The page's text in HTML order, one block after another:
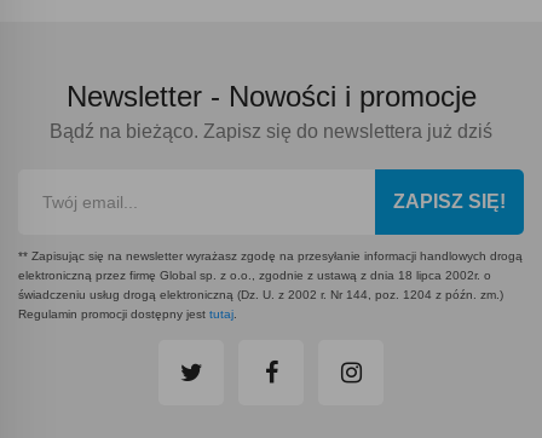
Newsletter - Nowości i promocje
Bądź na bieżąco. Zapisz się do newslettera już dziś
ZAPISZ SIĘ!
** Zapisując się na newsletter wyrażasz zgodę na przesyłanie informacji handlowych drogą
elektroniczną przez firmę Global sp. z o.o., zgodnie z ustawą z dnia 18 lipca 2002r. o
świadczeniu usług drogą elektroniczną (Dz. U. z 2002 r. Nr 144, poz. 1204 z późn. zm.)
Regulamin promocji dostępny jest tutaj